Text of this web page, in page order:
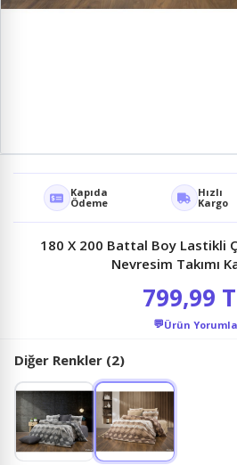
Kapıda
Ödeme
Hızlı
Kargo
180 X 200 Battal Boy Lastikli
Nevresim Takımı
799,99
💬Ürün
Diğer Renkler (2)